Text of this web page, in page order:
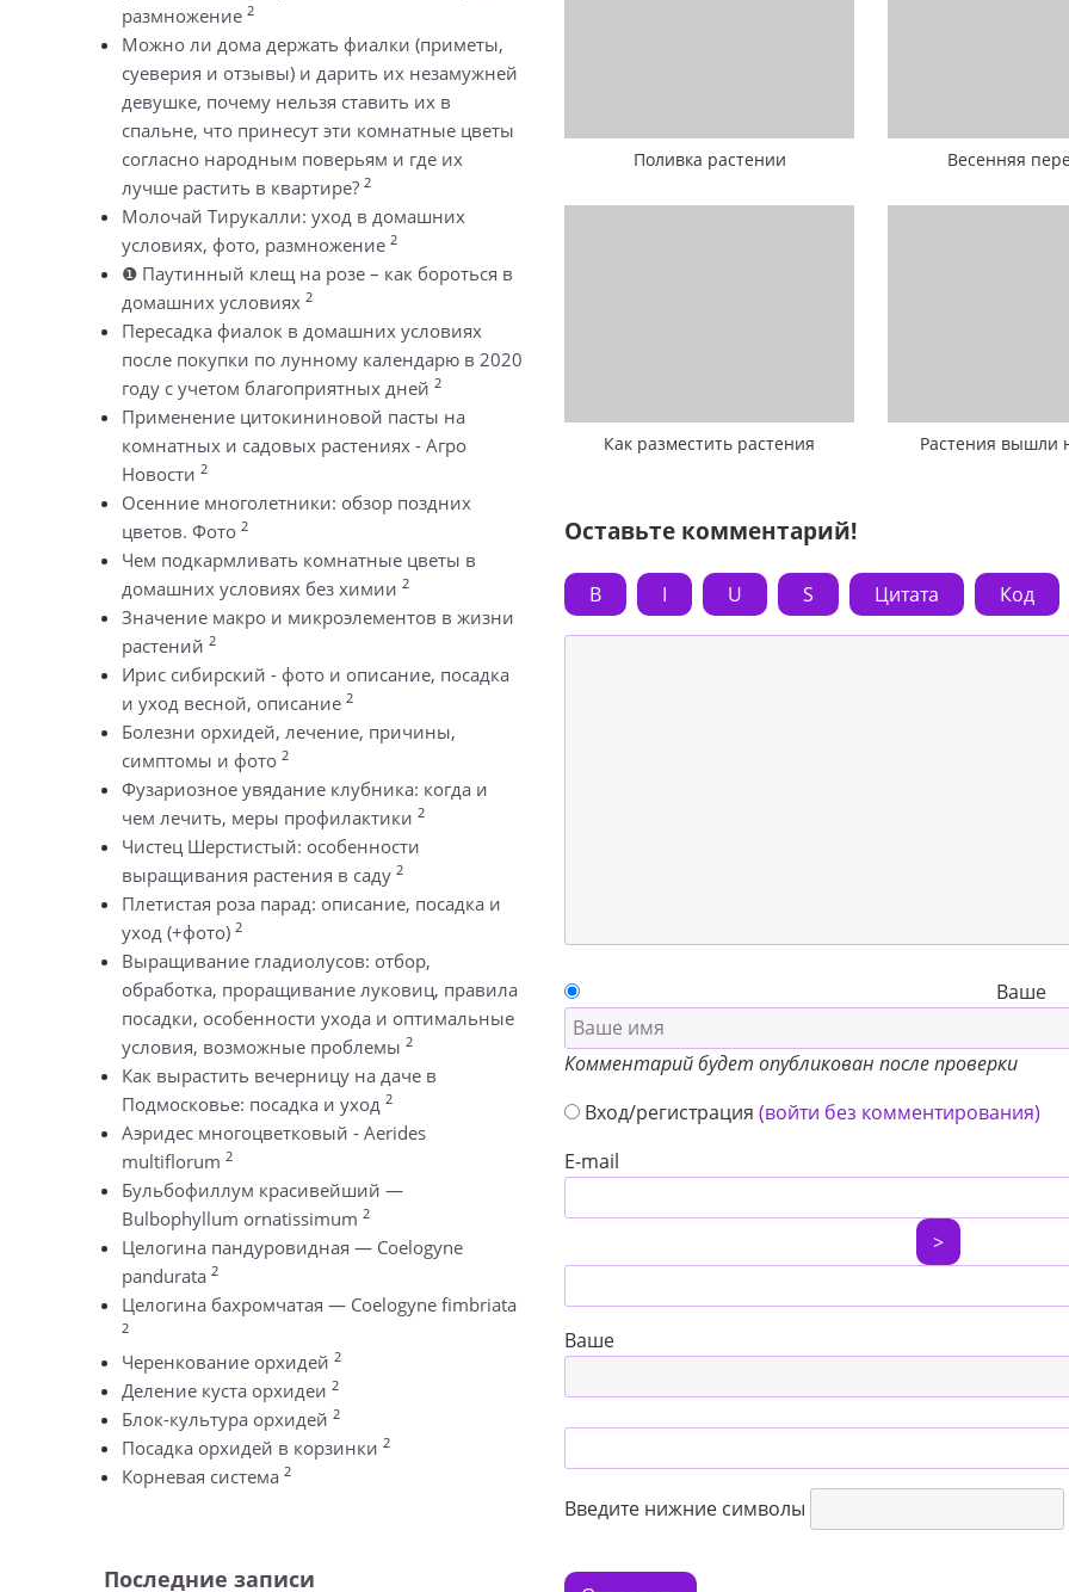
размножение 2
Можно ли дома держать фиалки (приметы,
суеверия и отзывы) и дарить их незамужней
девушке, почему нельзя ставить их в
спальне, что принесут эти комнатные цветы
согласно народным поверьям и где их
лучше растить в квартире? 2
Молочай Тирукалли: уход в домашних
условиях, фото, размножение 2
❶ Паутинный клещ на розе – как бороться в
домашних условиях 2
Пересадка фиалок в домашних условиях
после покупки по лунному календарю в 2020
году с учетом благоприятных дней 2
Применение цитокининовой пасты на
комнатных и садовых растениях - Агро
Новости 2
Осенние многолетники: обзор поздних
цветов. Фото 2
Чем подкармливать комнатные цветы в
домашних условиях без химии 2
Значение макро и микроэлементов в жизни
растений 2
Ирис сибирский - фото и описание, посадка
и уход весной, описание 2
Болезни орхидей, лечение, причины,
симптомы и фото 2
Фузариозное увядание клубника: когда и
чем лечить, меры профилактики 2
Чистец Шерстистый: особенности
выращивания растения в саду 2
Плетистая роза парад: описание, посадка и
уход (+фото) 2
Выращивание гладиолусов: отбор,
обработка, проращивание луковиц, правила
посадки, особенности ухода и оптимальные
условия, возможные проблемы 2
Как вырастить вечерницу на даче в
Подмосковье: посадка и уход 2
Аэридес многоцветковый - Aerides
multiflorum 2
Бульбофиллум красивейший —
Bulbophyllum ornatissimum 2
Целогина пандуровидная — Coelogyne
pandurata 2
Целогина бахромчатая — Coelogyne fimbriata
2
Черенкование орхидей 2
Деление куста орхидеи 2
Блок-культура орхидей 2
Посадка орхидей в корзинки 2
Корневая система 2
Последние записи
Поливка растении Весенняя
Как разместить растения Растения вышли
Оставьте комментарий!
B I U S Цитата Код
Комментарий будет опубликован после проверки
Вход/регистрация(войти без комментирования)
E-mail
>
Введите нижние символы